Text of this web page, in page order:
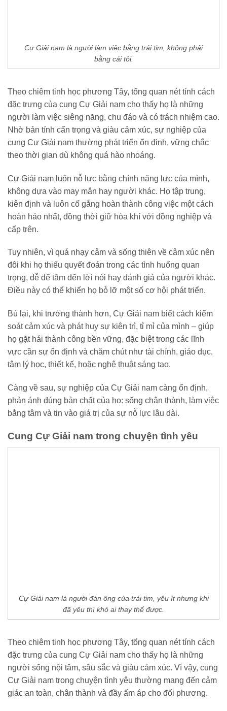
Cự Giải nam là người làm việc bằng trái tim, không phải
bằng cái tôi.
Theo chiêm tinh học phương Tây, tổng quan nét tính cách
đặc trưng của cung Cự Giải nam cho thấy họ là những
người làm việc siêng năng, chu đáo và có trách nhiệm cao.
Nhờ bản tính cẩn trọng và giàu cảm xúc, sự nghiệp của
cung Cự Giải nam thường phát triển ổn định, vững chắc
theo thời gian dù không quá hào nhoáng.
Cự Giải nam luôn nỗ lực bằng chính năng lực của mình,
không dựa vào may mắn hay người khác. Họ tập trung,
kiên định và luôn cố gắng hoàn thành công việc một cách
hoàn hảo nhất, đồng thời giữ hòa khí với đồng nghiệp và
cấp trên.
Tuy nhiên, vì quá nhạy cảm và sống thiên về cảm xúc nên
đôi khi họ thiếu quyết đoán trong các tình huống quan
trọng, dễ để tâm đến lời nói hay đánh giá của người khác.
Điều này có thể khiến họ bỏ lỡ một số cơ hội phát triển.
Bù lại, khi trưởng thành hơn, Cự Giải nam biết cách kiểm
soát cảm xúc và phát huy sự kiên trì, tỉ mỉ của mình – giúp
họ gặt hái thành công bền vững, đặc biệt trong các lĩnh
vực cần sự ổn định và chăm chút như tài chính, giáo dục,
tâm lý học, thiết kế, hoặc nghệ thuật sáng tạo.
Càng về sau, sự nghiệp của Cự Giải nam càng ổn định,
phản ánh đúng bản chất của họ: sống chân thành, làm việc
bằng tâm và tin vào giá trị của sự nỗ lực lâu dài.
Cung Cự Giải nam trong chuyện tình yêu
Cự Giải nam là người đàn ông của trái tim, yêu ít nhưng khi
đã yêu thì khó ai thay thế được.
Theo chiêm tinh học phương Tây, tổng quan nét tính cách
đặc trưng của cung Cự Giải nam cho thấy họ là những
người sống nội tâm, sâu sắc và giàu cảm xúc. Vì vậy, cung
Cự Giải nam trong chuyện tình yêu thường mang đến cảm
giác an toàn, chân thành và đầy ấm áp cho đối phương.